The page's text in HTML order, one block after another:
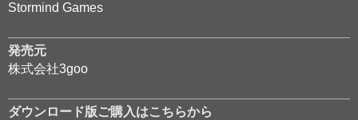
Stormind Games
発売元
株式会社3goo
ダウンロード版ご購入はこちらから